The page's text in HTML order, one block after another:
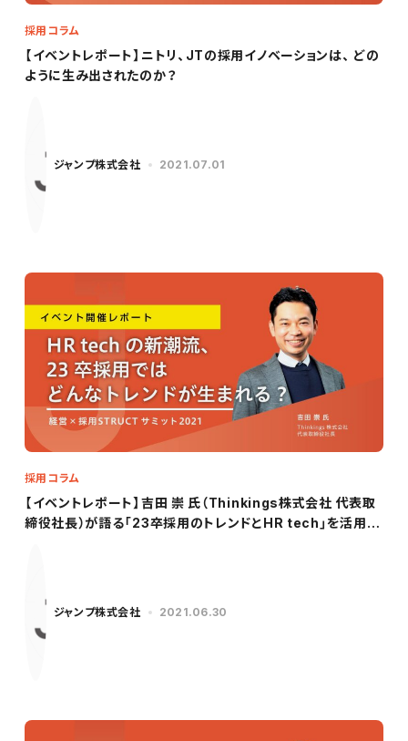
【イベントレポート】ニトリ、JTの採用イノベーションは、 どの
ように生み出されたのか？
採用コラム
ジャンプ株式会社 2021.07.01
【イベントレポート】吉田 崇 氏（Thinkings株式会社 代表取
締役社長）が語る「23卒採用のトレンドとHR tech」を活用し
採用コラム
ジャンプ株式会社 2021.06.30